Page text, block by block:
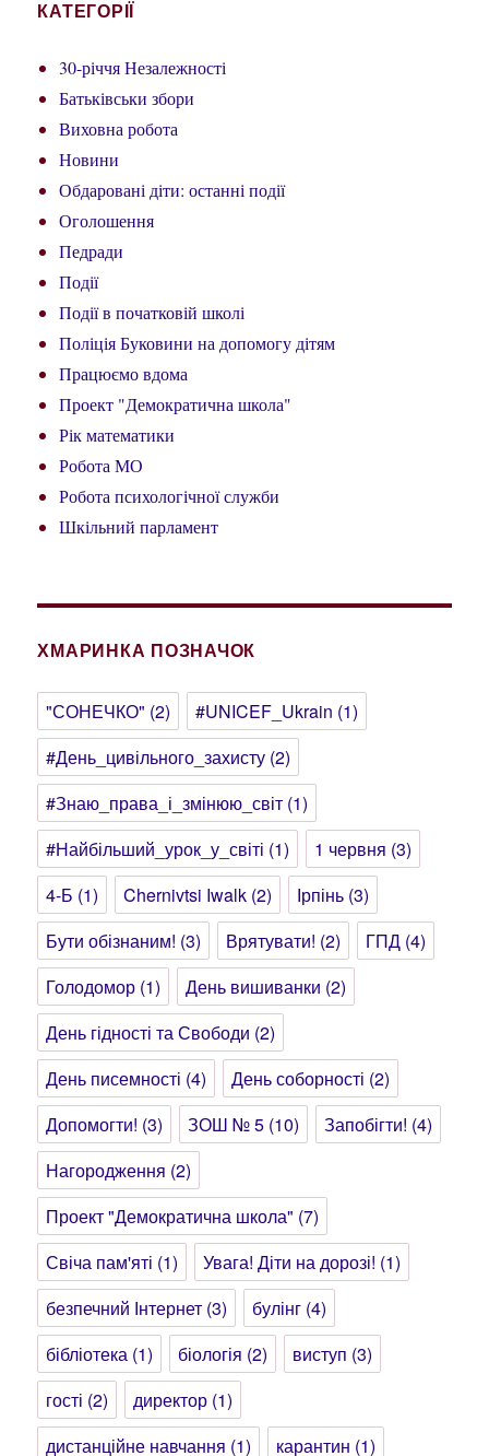
КАТЕГОРІЇ
30-річчя Незалежності
Батьківськи збори
Виховна робота
Новини
Обдаровані діти: останні події
Оголошення
Педради
Події
Події в початковій школі
Поліція Буковини на допомогу дітям
Працюємо вдома
Проект "Демократична школа"
Рік математики
Робота МО
Робота психологічної служби
Шкільний парламент
ХМАРИНКА ПОЗНАЧОК
"СОНЕЧКО" (2) #UNICEF_Ukrain (1)
#День_цивільного_захисту (2)
#Знаю_права_і_змінюю_світ (1)
#Найбільший_урок_у_світі (1) 1 червня (3)
4-Б (1) Chernivtsi Iwalk (2) Ірпінь (3)
Бути обізнаним! (3) Врятувати! (2) ГПД (4)
Голодомор (1) День вишиванки (2)
День гідності та Свободи (2)
День писемності (4) День соборності (2)
Допомогти! (3) ЗОШ № 5 (10) Запобігти! (4)
Нагородження (2)
Проект "Демократична школа" (7)
Свіча пам'яті (1) Увага! Діти на дорозі! (1)
безпечний Інтернет (3) булінг (4)
бібліотека (1) біологія (2) виступ (3)
гості (2) директор (1)
дистанційне навчання (1) карантин (1)